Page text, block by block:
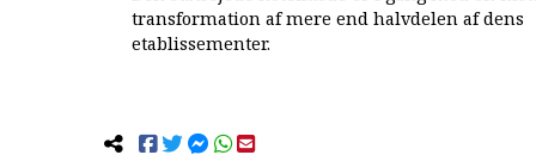
transformation af mere end halvdelen af dens
etablissementer.